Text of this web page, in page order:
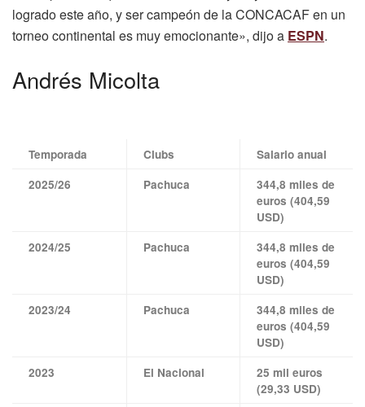
logrado este año, y ser campeón de la CONCACAF en un
torneo continental es muy emocionante», dijo a ESPN.
Andrés Micolta
Temporada Clubs
Salario anual
2025/26
Pachuca
344,8 miles de
euros (404,59
USD)
2024/25
Pachuca
344,8 miles de
euros (404,59
USD)
2023/24
Pachuca
344,8 miles de
euros (404,59
USD)
2023
El Nacional
25 mil euros
(29,33 USD)